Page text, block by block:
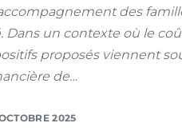
des
Dans un contexte où le
proposés viennent
de…
2025